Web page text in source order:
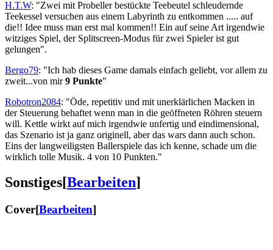
H.T.W: "Zwei mit Probeller bestückte Teebeutel schleudernde
Teekessel versuchen aus einem Labyrinth zu entkommen ..... auf
die!! Idee muss man erst mal kommen!! Ein auf seine Art irgendwie
witziges Spiel, der Splitscreen-Modus für zwei Spieler ist gut
gelungen".
Bergo79: "Ich hab dieses Game damals einfach geliebt, vor allem zu
zweit...von mir9 Punkte"
Robotron2084: "Öde, repetitiv und mit unerklärlichen Macken in
der Steuerung behaftet wenn man in die geöffneten Röhren steuern
will. Kettle wirkt auf mich irgendwie unfertig und eindimensional,
das Szenario ist ja ganz originell, aber das wars dann auch schon.
Eins der langweiligsten Ballerspiele das ich kenne, schade um die
wirklich tolle Musik. 4 von 10 Punkten."
Sonstiges[Bearbeiten]
Cover[Bearbeiten]